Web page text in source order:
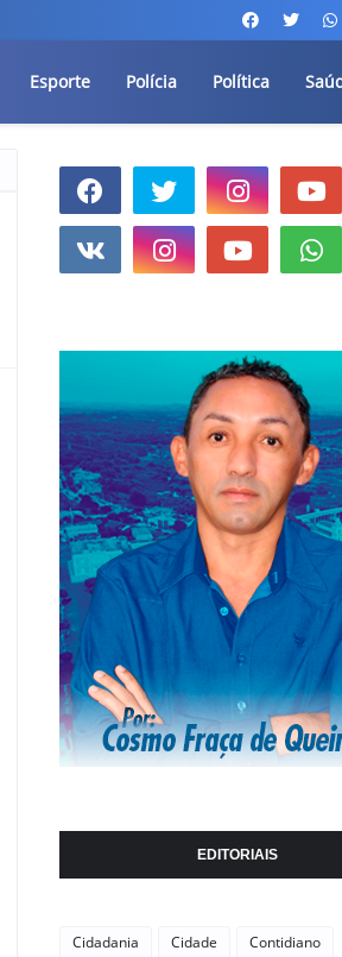
Esporte Polícia Política
EDITORIAIS
Cidadania Cidade
Contidiano